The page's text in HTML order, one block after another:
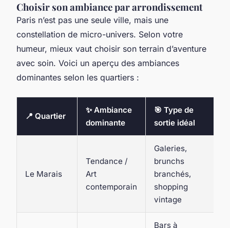
Choisir son ambiance par arrondissement
Paris n’est pas une seule ville, mais une
constellation de micro-univers. Selon votre
humeur, mieux vaut choisir son terrain d’aventure
avec soin. Voici un aperçu des ambiances
dominantes selon les quartiers :
📍 Quartier
✨ Ambiance
dominante
🎯 Type de
sortie idéal
Le Marais
Tendance /
Art
contemporain
Galeries,
brunchs
branchés,
shopping
vintage
Bars à